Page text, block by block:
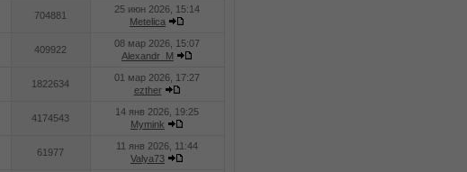
704881
25 июн 2026, 15:14
Metelica
409922
08 мар 2026, 15:07
Alexandr_M
1822634
01 мар 2026, 17:27
ezther
4174543
14 янв 2026, 19:25
Mymink
61977
11 янв 2026, 11:44
Valya73